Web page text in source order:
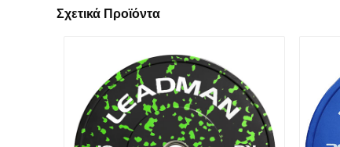
Σχετικά Προϊόντα